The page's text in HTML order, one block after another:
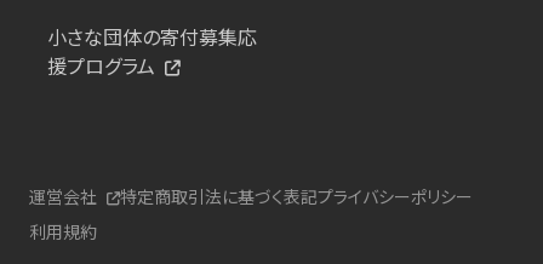
小さな団体の寄付募集応
援プログラム
運営会社 特定商取引法に基づく表記プライバシーポリシー
利用規約